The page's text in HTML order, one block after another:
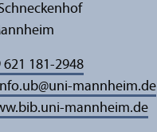
621 181-2948
@uni-mannheim.de
mannheim.de